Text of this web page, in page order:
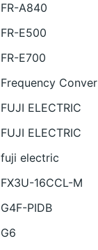
FR-A840
FR-E500
FR-E700
Frequency
FUJI ELECTRIC
FUJI ELECTRIC
fuji electric
FX3U-16CCL-M
G4F-PIDB
G6